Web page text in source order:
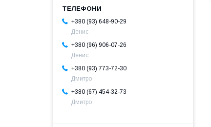
+380 (93) 648-90-29
Денис
+380 (96) 906-07-26
Денис
+380 (93) 773-72-30
Дмитро
+380 (67) 454-32-73
Дмитро